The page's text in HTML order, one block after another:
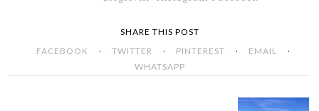
SHARE THIS POST
FACEBOOK
· TWITTER · PINTEREST · EMAIL ·
WHATSAPP